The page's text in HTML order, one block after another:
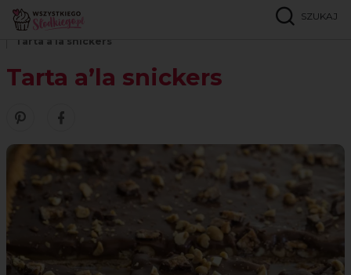
SZUKAJ
Strona główna
Tarta a’la snickers
Tarta a’la snickers
Zobacz nasze piny w serwisie Pinterest
Udostępnij ten przepis w serwisie Facebook